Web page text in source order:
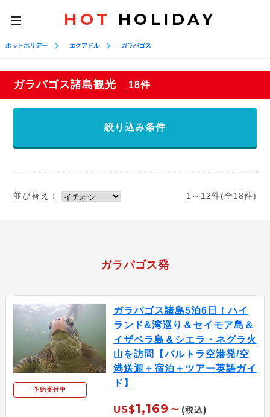
toggle
navigation
HOT HOLIDAY
ホットホリデー エクアドル ガラパゴス
ガラパゴス諸島観光 18件
絞り込み条件
並び替え： 1～12件(全18件)
ガラパゴス発
予約受付中
ガラパゴス諸島5泊6日！ハイ
ランド&湾巡り＆セイモア島＆
イザベラ島＆シエラ・ネグラ火
山を訪問【バルトラ空港発/空
港送迎＋宿泊＋ツアー英語ガイ
ド】
US$1,169～ (税込)